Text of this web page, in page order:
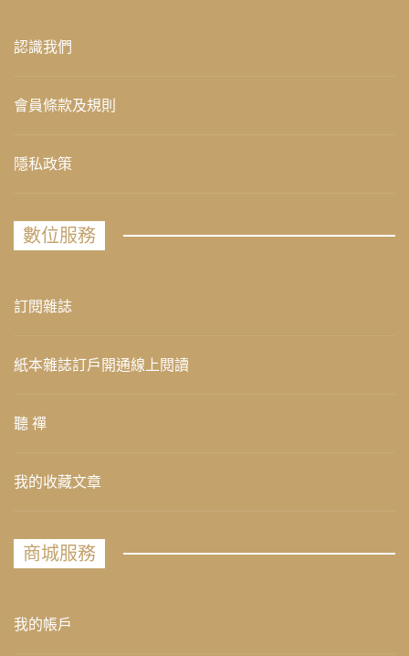
認識我們
會員條款及規則
隱私政策
數位服務
訂閱雜誌
紙本雜誌訂戶開通線上閱讀
聽 禪
我的收藏文章
商城服務
我的帳戶